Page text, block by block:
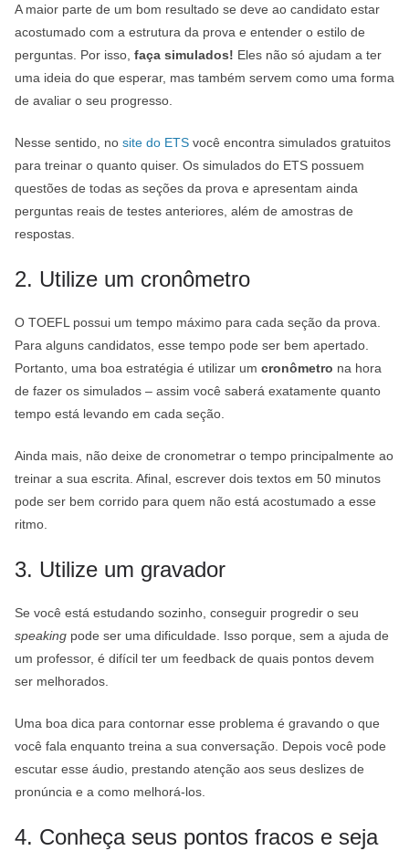
A maior parte de um bom resultado se deve ao candidato estar
acostumado com a estrutura da prova e entender o estilo de
perguntas. Por isso, faça simulados! Eles não só ajudam a ter
uma ideia do que esperar, mas também servem como uma forma
de avaliar o seu progresso.
Nesse sentido, no site do ETS você encontra simulados gratuitos
para treinar o quanto quiser. Os simulados do ETS possuem
questões de todas as seções da prova e apresentam ainda
perguntas reais de testes anteriores, além de amostras de
respostas.
2. Utilize um cronômetro
O TOEFL possui um tempo máximo para cada seção da prova.
Para alguns candidatos, esse tempo pode ser bem apertado.
Portanto, uma boa estratégia é utilizar um cronômetro na hora
de fazer os simulados – assim você saberá exatamente quanto
tempo está levando em cada seção.
Ainda mais, não deixe de cronometrar o tempo principalmente ao
treinar a sua escrita. Afinal, escrever dois textos em 50 minutos
pode ser bem corrido para quem não está acostumado a esse
ritmo.
3. Utilize um gravador
Se você está estudando sozinho, conseguir progredir o seu
speaking pode ser uma dificuldade. Isso porque, sem a ajuda de
um professor, é difícil ter um feedback de quais pontos devem
ser melhorados.
Uma boa dica para contornar esse problema é gravando o que
você fala enquanto treina a sua conversação. Depois você pode
escutar esse áudio, prestando atenção aos seus deslizes de
pronúncia e a como melhorá-los.
4. Conheça seus pontos fracos e seja